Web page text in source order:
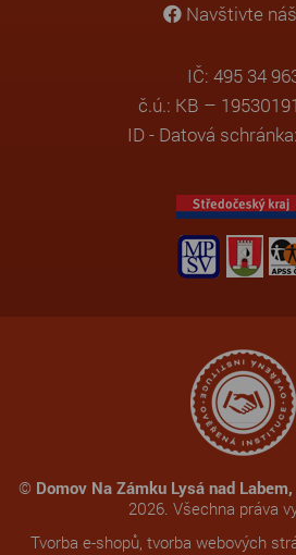
Navštivte
IČ: 495 34
č.ú.: KB –
ID - Datová
© Domov Na Zámku Lysá nad
2026. Všechna práva
Tvorba e-shopů, tvorba webových